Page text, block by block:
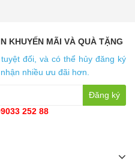
KHUYẾN MÃI VÀ QUÀ TẶNG
đối, và có thể hủy đăng ký
nhiều ưu đãi hơn.
Đăng ký
252 88